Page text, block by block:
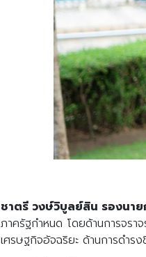
ชาตรี วงษ์วิบูลย์สิน รองนา
ภาครัฐกำหนด โดยด้านการจรา
เศรษฐกิจอัจฉริยะ ด้านการดำร